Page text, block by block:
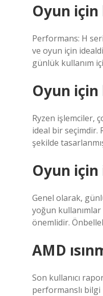
Oyun
Performans: H
ve oyun için
günlük kullanım
Oyun için
Ryzen işlemciler,
ideal bir seçimdir.
şekilde
Oyun için
Genel olarak,
yoğun
önemlidir.
AMD
Son kullanıcı
performanslı bilgi